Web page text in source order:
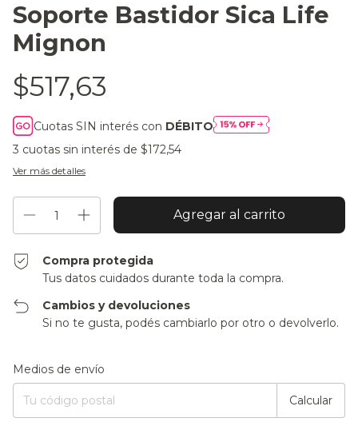
Soporte Bastidor Sica Life
Mignon
$517,63
Cuotas SIN interés con DÉBITO
3 cuotas sin interés de $172,54
Ver más detalles
Compra protegida
Tus datos cuidados durante toda la compra.
Cambios y devoluciones
Si no te gusta, podés cambiarlo por otro o devolverlo.
Entregas para el CP:
Medios de envío
Calcular